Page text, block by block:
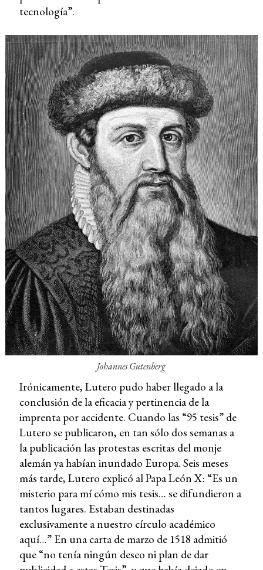
tecnología”.
Johannes Gutenberg
Irónicamente, Lutero pudo haber llegado a la
conclusión de la eficacia y pertinencia de la
imprenta por accidente. Cuando las “95 tesis” de
Lutero se publicaron, en tan sólo dos semanas a
la publicación las protestas escritas del monje
alemán ya habían inundado Europa. Seis meses
más tarde, Lutero explicó al Papa León X: “Es un
misterio para mí cómo mis tesis… se difundieron a
tantos lugares. Estaban destinadas
exclusivamente a nuestro círculo académico
aquí…” En una carta de marzo de 1518 admitió
que “no tenía ningún deseo ni plan de dar